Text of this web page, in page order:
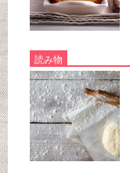
読み物